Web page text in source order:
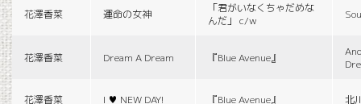
花澤香菜 運命の女神
「君がいなくちゃだめな
んだ」 c/w
花澤香菜 Dream A Dream 『Blue Avenue』
花澤香菜 I ♥ NEW DAY! 『Blue Avenue』 北